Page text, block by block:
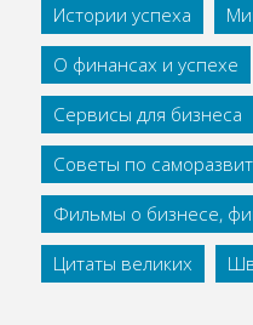
Истории успеха
О финансах и успехе
Сервисы для бизнеса
Советы по
Фильмы о бизнесе,
Цитаты великих